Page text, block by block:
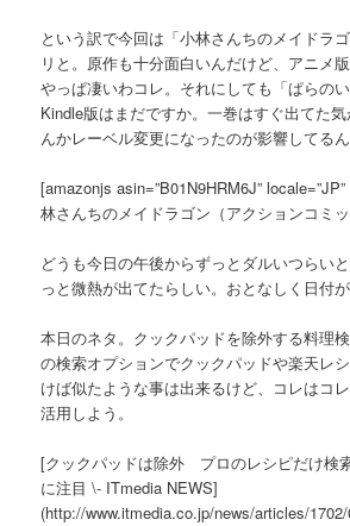
という訳で今回は「小林さんちのメイドラ
リと。原作も十分面白いんだけど、アニメ
やっぱ凄いわコレ。それにしても「ぱらの
Kindle版はまだですか。一巻はすぐ出てた
んかレーベル変更になったのが影響してるん
[amazonjs asin=”B01N9HRM6J”
林さんちのメイドラゴン（アクションコミ
どうも今日の午後からずっとダルいつらい
っと微熱が出てたらしい。おとなしく日付が
本日のネタ。クックパッドを除外する料理
の検索オプションでクックパッドや楽天レ
けば似たような事は出来るけど、コレはコレ
活用しよう。
[クックパッドは除外 プロのレシピだけ検
に注目 \- ITmedia NEWS]
(http://www.itmedia.co.jp/news/articles/